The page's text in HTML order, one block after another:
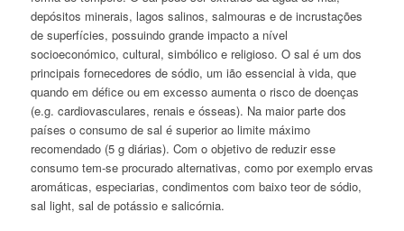
depósitos minerais, lagos salinos, salmouras e de incrustações
de superfícies, possuindo grande impacto a nível
socioeconómico, cultural, simbólico e religioso. O sal é um dos
principais fornecedores de sódio, um ião essencial à vida, que
quando em défice ou em excesso aumenta o risco de doenças
(e.g. cardiovasculares, renais e ósseas). Na maior parte dos
países o consumo de sal é superior ao limite máximo
recomendado (5 g diárias). Com o objetivo de reduzir esse
consumo tem-se procurado alternativas, como por exemplo ervas
aromáticas, especiarias, condimentos com baixo teor de sódio,
sal light, sal de potássio e salicórnia.